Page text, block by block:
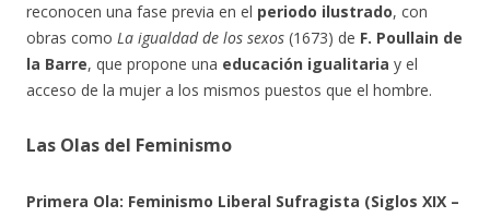
reconocen una fase previa en el periodo ilustrado, con
obras como La igualdad de los sexos (1673) de F. Poullain de
la Barre, que propone una educación igualitaria y el
acceso de la mujer a los mismos puestos que el hombre.
Las Olas del Feminismo
Primera Ola: Feminismo Liberal Sufragista (Siglos XIX –